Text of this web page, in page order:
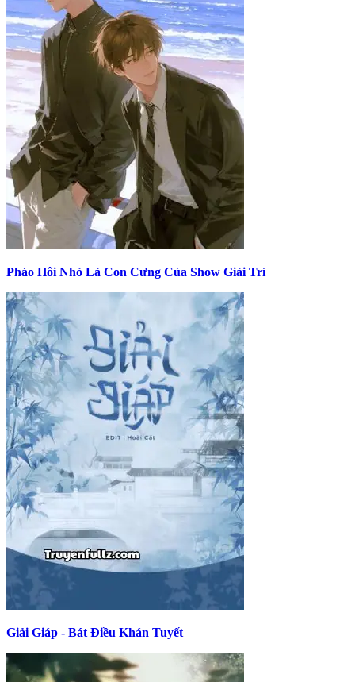
Pháo Hôi Nhỏ Là Con Cưng Của Show Giải Trí
Giải Giáp - Bát Điều Khán Tuyết